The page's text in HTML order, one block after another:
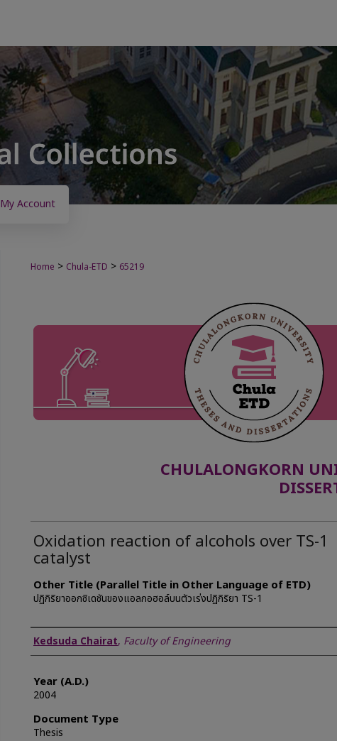
My Account
Home > Chula-ETD > 65219
CHULALONGKORN
Oxidation reaction of alcohols over TS-1
catalyst
Other Title (Parallel Title in Other Language of ETD)
ปฏิกิริยาออกซิเดชันของแอลกอฮอล์บนตัวเร่งปฏิกิริยา TS-1
Author
Kedsuda Chairat, Faculty of Engineering
Year (A.D.)
2004
Document Type
Thesis